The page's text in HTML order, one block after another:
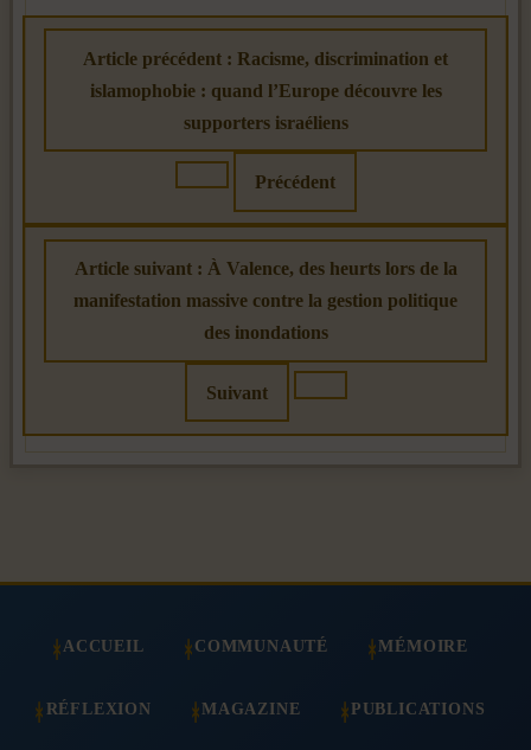
Article précédent : Racisme, discrimination et
islamophobie : quand l’Europe découvre les
supporters israéliens
Précédent
Article suivant : À Valence, des heurts lors de la
manifestation massive contre la gestion politique
des inondations
Suivant
ACCUEIL COMMUNAUTÉ MÉMOIRE
RÉFLEXION MAGAZINE PUBLICATIONS